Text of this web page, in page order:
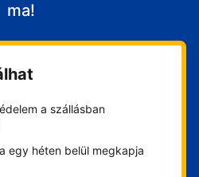
ma!
a szállásban
egy héten belül megkapja